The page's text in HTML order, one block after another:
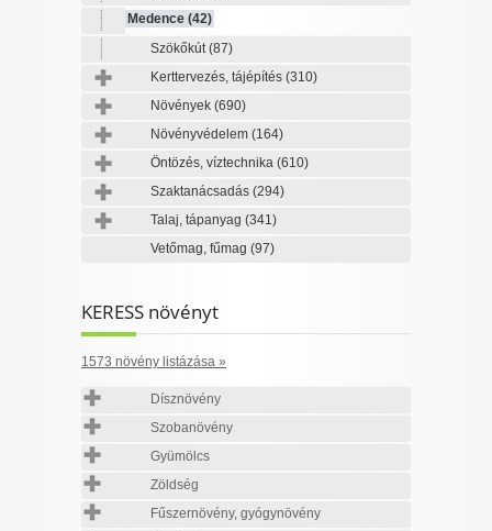
Medence (42)
Szökőkút(87)
Kerttervezés, tájépítés (310)
Növények (690)
Növényvédelem (164)
Öntözés, víztechnika (610)
Szaktanácsadás (294)
Talaj, tápanyag (341)
Vetőmag, fűmag (97)
KERESS növényt
1573 növény listázása »
Dísznövény
Szobanövény
Gyümölcs
Zöldség
Fűszernövény, gyógynövény